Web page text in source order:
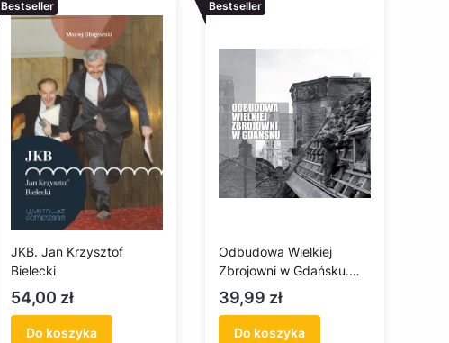
Bestseller
JKB. Jan Krzysztof
Bielecki
Cena
54,00 zł
Do koszyka
Bestseller
Odbudowa Wielkiej
Zbrojowni w Gdańsku.
Fotografie Kazimierza
Lelewicza
Cena
39,99 zł
Do koszyka